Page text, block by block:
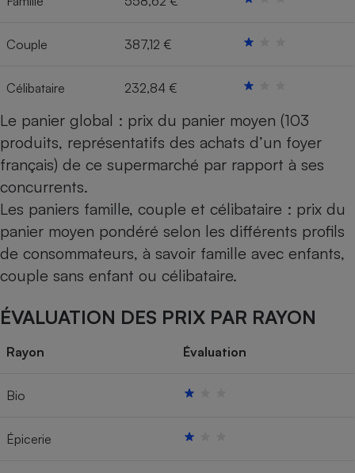
Couple 387,12 €
Célibataire 232,84 €
Le panier global : prix du panier moyen (103
produits, représentatifs des achats d’un foyer
français) de ce supermarché par rapport à ses
concurrents.
Les paniers famille, couple et célibataire : prix du
panier moyen pondéré selon les différents profils
de consommateurs, à savoir famille avec enfants,
couple sans enfant ou célibataire.
ÉVALUATION DES PRIX PAR RAYON
Rayon Évaluation
Bio
Épicerie